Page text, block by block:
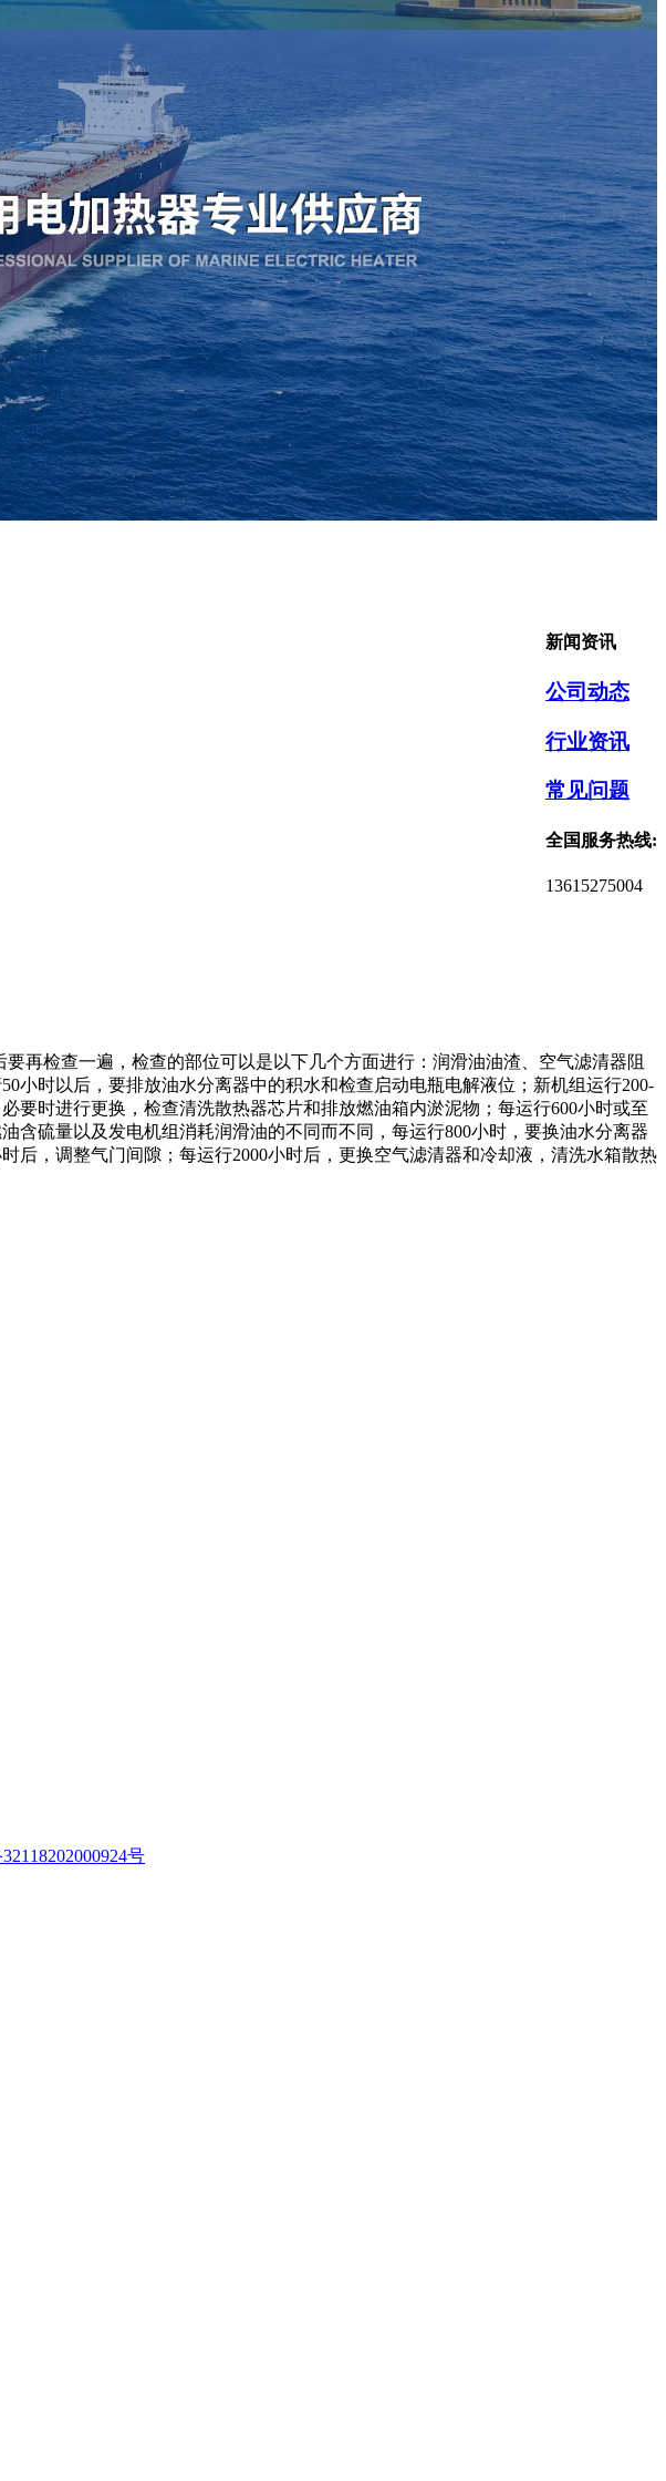
新闻资讯
公司动态
行业资讯
常见问题
全国服务热线:
13615275004
再检查一遍，检查的部位可以是以下几个方面进行：润滑油油渣、空气滤清器阻
小时以后，要排放油水分离器中的积水和检查启动电瓶电解液位；新机组运行200-
要时进行更换，检查清洗散热器芯片和排放燃油箱内淤泥物；每运行600小时或至
含硫量以及发电机组消耗润滑油的不同而不同，每运行800小时，要换油水分离器
后，调整气门间隙；每运行2000小时后，更换空气滤清器和冷却液，清洗水箱散热
号